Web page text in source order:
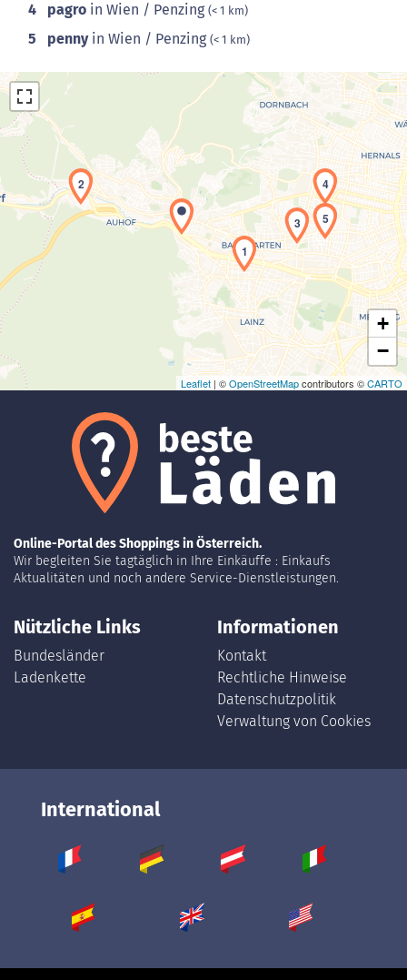
4 pagro in Wien / Penzing (< 1 km)
5 pennyin Wien / Penzing (< 1 km)
Laden der Karte...
1
2
3
4
5
+
−
Leaflet | ©OpenStreetMapcontributors ©CARTO
Online-Portal des Shoppings in Österreich.
Wir begleiten Sie tagtäglich in Ihre Einkäuffe : Einkaufs
Aktualitäten und noch andere Service-Dienstleistungen.
Nützliche Links
Bundesländer
Ladenkette
Informationen
Kontakt
Rechtliche Hinweise
Datenschutzpolitik
Verwaltung von Cookies
International